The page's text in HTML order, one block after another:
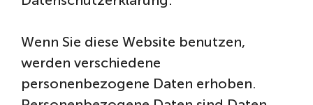
Wenn Sie diese Website benutzen,
werden verschiedene
personenbezogene Daten erhoben.